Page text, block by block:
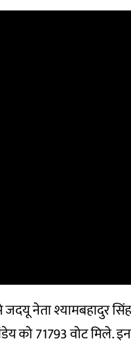
नेता श्यामबहादुर
को 71793 वोट मिले.